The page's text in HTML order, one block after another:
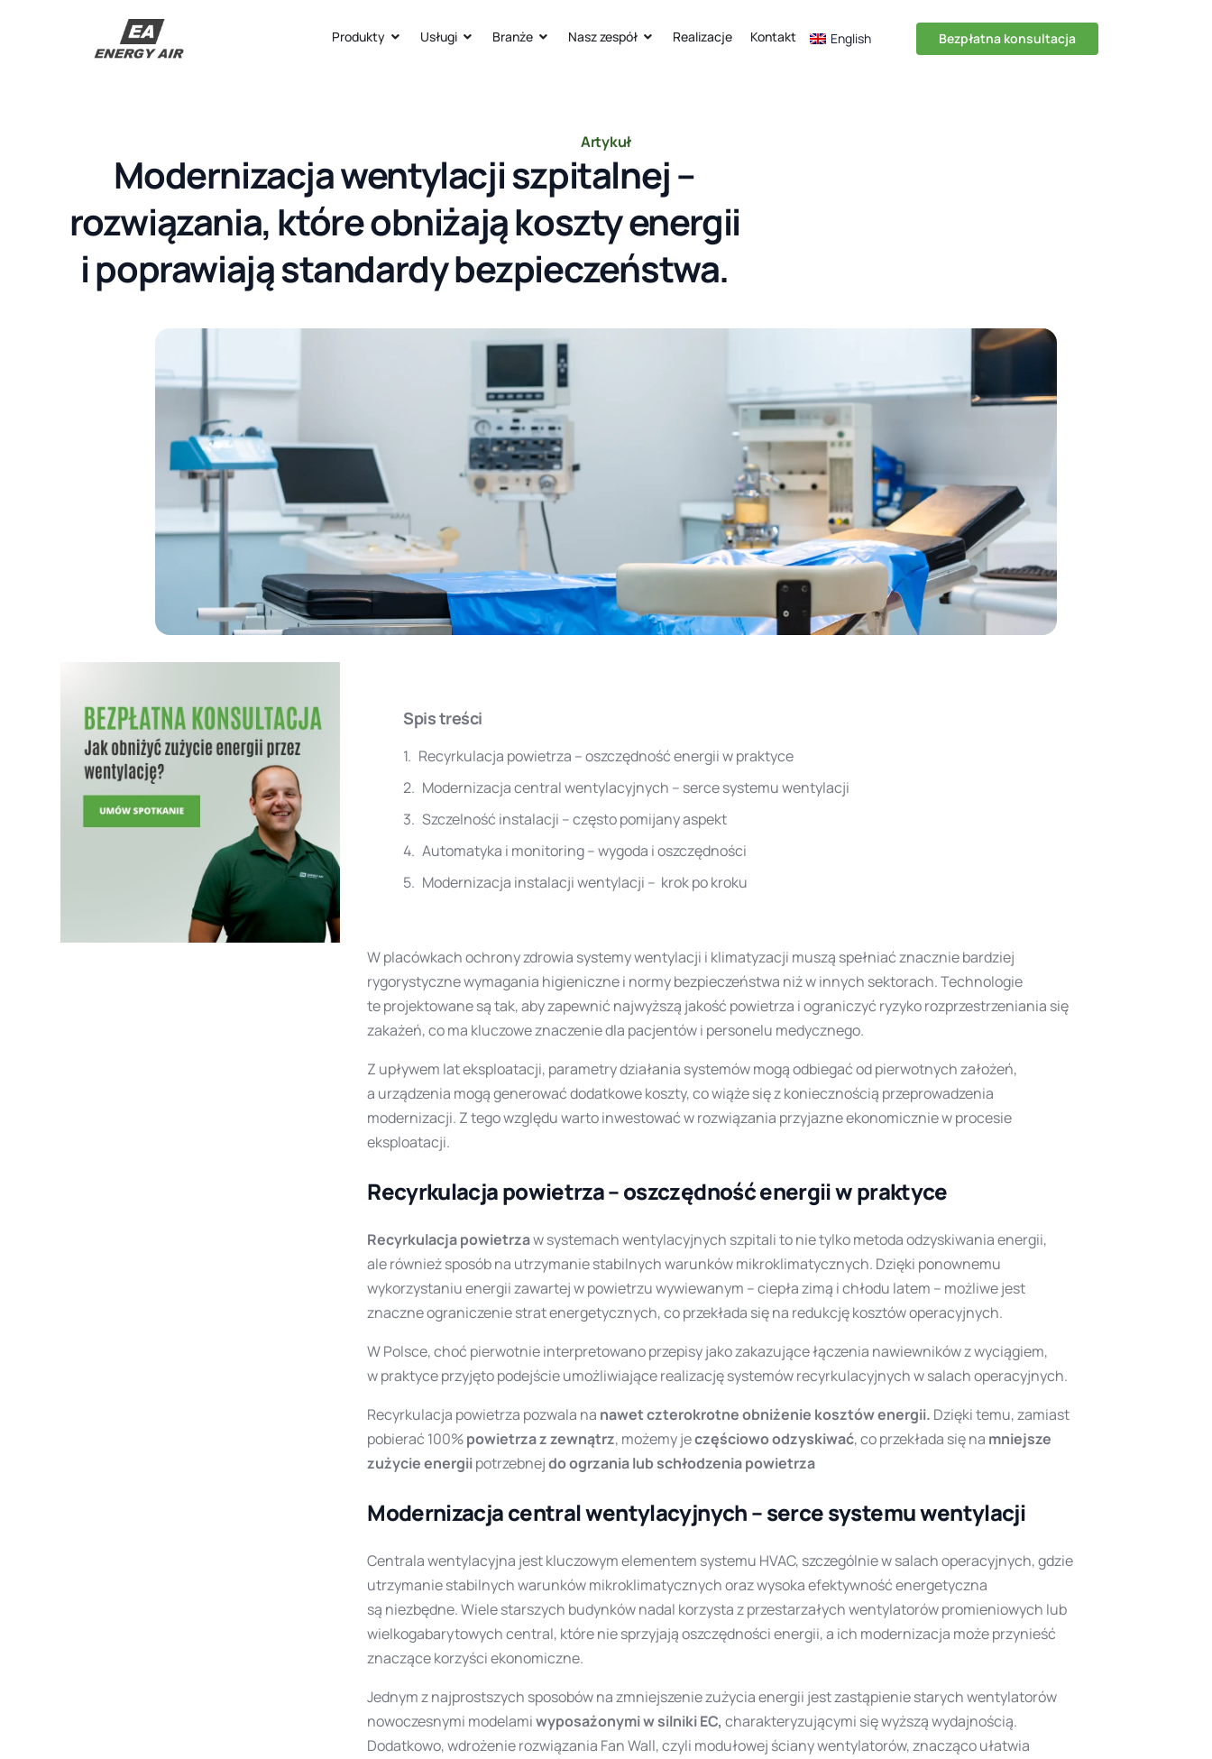
Produkty Usługi Branże Nasz zespół Realizacje Kontakt English Bezpłatna konsultacja
Artykuł
Modernizacja wentylacji szpitalnej –
rozwiązania, które obniżają koszty energii
i poprawiają standardy bezpieczeństwa.
Spis treści
Recyrkulacja powietrza – oszczędność energii w praktyce
Modernizacja central wentylacyjnych – serce systemu wentylacji
Szczelność instalacji – często pomijany aspekt
Automatyka i monitoring – wygoda i oszczędności
Modernizacja instalacji wentylacji – krok po kroku
W placówkach ochrony zdrowia systemy wentylacji i klimatyzacji muszą spełniać znacznie bardziej
rygorystyczne wymagania higieniczne i normy bezpieczeństwa niż w innych sektorach. Technologie
te projektowane są tak, aby zapewnić najwyższą jakość powietrza i ograniczyć ryzyko rozprzestrzeniania się
zakażeń, co ma kluczowe znaczenie dla pacjentów i personelu medycznego.
Z upływem lat eksploatacji, parametry działania systemów mogą odbiegać od pierwotnych założeń,
a urządzenia mogą generować dodatkowe koszty, co wiąże się z koniecznością przeprowadzenia
modernizacji. Z tego względu warto inwestować w rozwiązania przyjazne ekonomicznie w procesie
eksploatacji.
Recyrkulacja powietrza – oszczędność energii w praktyce
Recyrkulacja powietrzaw systemach wentylacyjnych szpitali to nie tylko metoda odzyskiwania energii,
ale również sposób na utrzymanie stabilnych warunków mikroklimatycznych. Dzięki ponownemu
wykorzystaniu energii zawartej w powietrzu wywiewanym – ciepła zimą i chłodu latem – możliwe jest
znaczne ograniczenie strat energetycznych, co przekłada się na redukcję kosztów operacyjnych.
W Polsce, choć pierwotnie interpretowano przepisy jako zakazujące łączenia nawiewników z wyciągiem,
w praktyce przyjęto podejście umożliwiające realizację systemów recyrkulacyjnych w salach operacyjnych.
Recyrkulacja powietrza pozwala na nawet czterokrotne obniżenie kosztów energii. Dzięki temu, zamiast
pobierać 100%powietrza z zewnątrz, możemy jeczęściowo odzyskiwać, co przekłada się na mniejsze
zużycie energiipotrzebnejdo ogrzania lub schłodzenia powietrza
Modernizacja central wentylacyjnych – serce systemu wentylacji
Centrala wentylacyjna jest kluczowym elementem systemu HVAC, szczególnie w salach operacyjnych, gdzie
utrzymanie stabilnych warunków mikroklimatycznych oraz wysoka efektywność energetyczna
są niezbędne. Wiele starszych budynków nadal korzysta z przestarzałych wentylatorów promieniowych lub
wielkogabarytowych central, które nie sprzyjają oszczędności energii, a ich modernizacja może przynieść
znaczące korzyści ekonomiczne.
Jednym z najprostszych sposobów na zmniejszenie zużycia energii jest zastąpienie starych wentylatorów
nowoczesnymi modelamiwyposażonymi w silniki EC, charakteryzującymi się wyższą wydajnością.
Dodatkowo, wdrożenie rozwiązania Fan Wall, czyli modułowej ściany wentylatorów, znacząco ułatwia